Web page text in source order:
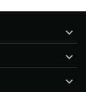


